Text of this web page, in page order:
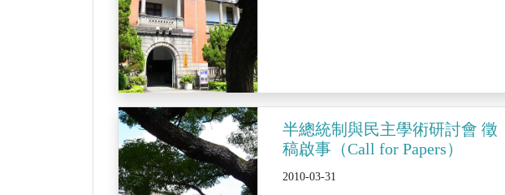
半總統制與民主學術研討會 徵
稿啟事（Call for Papers）
2010-03-31